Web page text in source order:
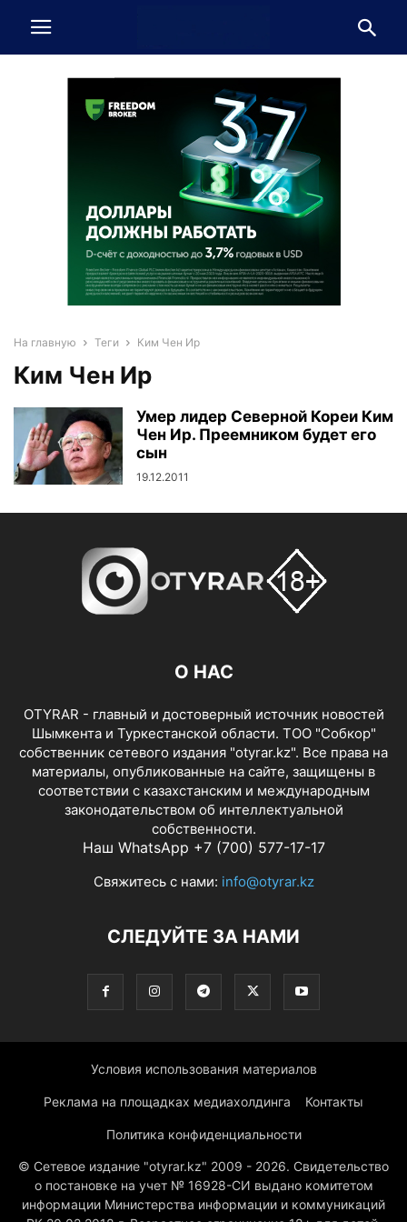
На главную Теги Ким Чен Ир
Ким Чен Ир
Умер лидер Северной Кореи Ким
Чен Ир. Преемником будет его
сын
19.12.2011
О НАС
OTYRAR - главный и достоверный источник новостей
Шымкента и Туркестанской области. ТОО "Собкор"
собственник сетевого издания "otyrar.kz". Все права на
материалы, опубликованные на сайте, защищены в
соответствии с казахстанским и международным
законодательством об интеллектуальной
собственности.
Наш WhatsApp +7 (700) 577-17-17
Свяжитесь с нами: info@otyrar.kz
СЛЕДУЙТЕ ЗА НАМИ
Условия использования материалов
Реклама на площадках медиахолдинга Контакты
Политика конфиденциальности
© Сетевое издание "otyrar.kz" 2009 - 2026. Свидетельство
о постановке на учет № 16928-СИ выдано комитетом
информации Министерства информации и коммуникаций